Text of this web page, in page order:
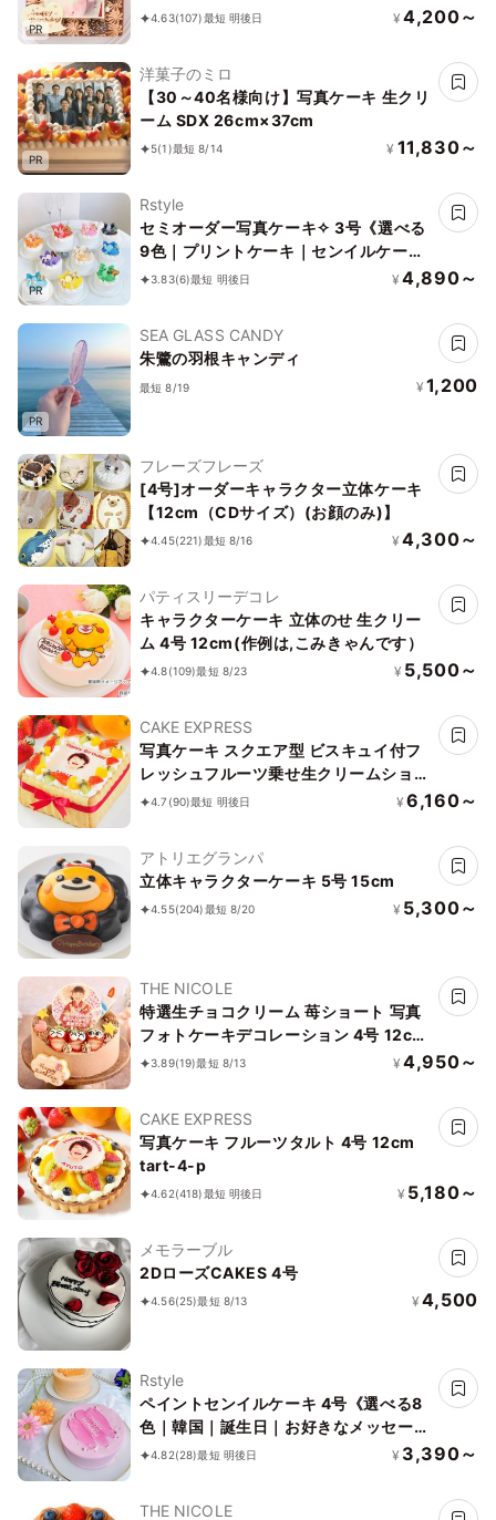
PR
ーションケーキ 11cm
4.63(107)最短 明後日 ¥ 4,200～
PR
洋菓子のミロ
【30～40名様向け】写真ケーキ 生クリ
ーム SDX 26cm×37cm
5(1)最短 8/14 ¥ 11,830～
PR
Rstyle
セミオーダー写真ケーキ✧ 3号《選べる
9色｜プリントケーキ｜センイルケーキ
｜リボン｜薔薇｜お好きなお写真と数字
3.83(6)最短 明後日 ¥ 4,890～
PR
SEA GLASS CANDY
朱鷺の羽根キャンディ
最短 8/19 ¥ 1,200
フレーズフレーズ
[4号]オーダーキャラクター立体ケーキ
【12cm（CDサイズ）(お顔のみ)】
4.45(221)最短 8/16 ¥ 4,300～
パティスリーデコレ
キャラクターケーキ 立体のせ 生クリー
ム 4号 12cm(作例は,こみきゃんです）
4.8(109)最短 8/23 ¥ 5,500～
CAKE EXPRESS
写真ケーキ スクエア型 ビスキュイ付フ
レッシュフルーツ乗せ生クリームショー
トケーキ 5号 14×14cm square-5-p2
4.7 (90)最短 明後日 ¥ 6,160～
アトリエグランパ
立体キャラクターケーキ 5号 15cm
4.55(204)最短 8/20 ¥ 5,300～
THE NICOLE
特選生チョコクリーム 苺ショート 写真
フォトケーキデコレーション 4号 12cm
【お好きなイラストも人気です】【当日
3.89(19)最短 8/13 ¥ 4,950～
CAKE EXPRESS
写真ケーキ フルーツタルト 4号 12cm
tart-4-p
4.62(418)最短 明後日 ¥ 5,180～
メモラーブル
2DローズCAKES 4号
4.56(25)最短 8/13 ¥ 4,500
Rstyle
ペイントセンイルケーキ 4号《選べる8
色｜韓国｜誕生日｜お好きなメッセージ
で✧》
4.82(28)最短 明後日 ¥ 3,390～
THE NICOLE